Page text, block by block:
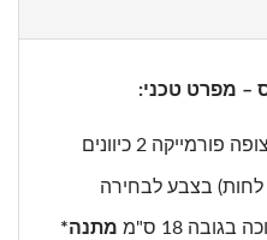
– מפרט טכני:
18 ס"מ מתנה*